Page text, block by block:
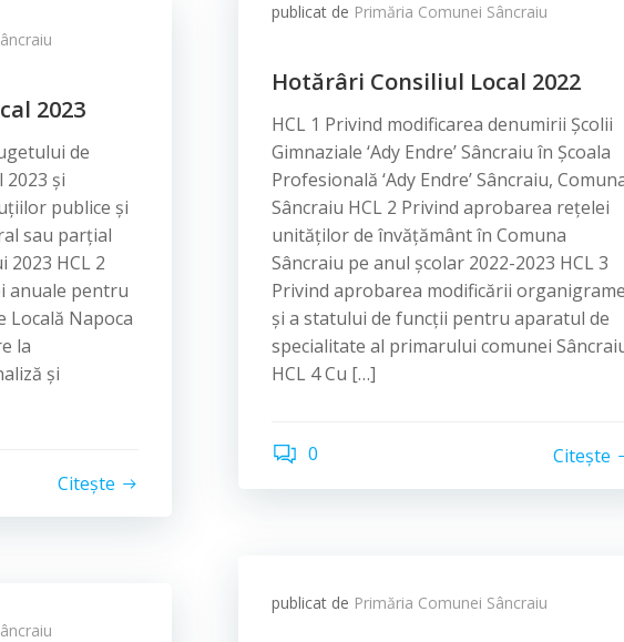
publicat de Primăria Comunei Sâncraiu
Hotărâri Consiliul Local 2022
HCL 1 Privind modificarea denumirii Școlii
Gimnaziale ‘Ady Endre’ Sâncraiu în Școala
Profesională ‘Ady Endre’ Sâncraiu,
Sâncraiu HCL 2 Privind aprobarea rețelei
unităților de învățământ în Comuna
Sâncraiu pe anul școlar 2022-2023 HCL 3
Privind aprobarea modificării
și a statului de funcții pentru aparatul de
specialitate al primarului comunei
HCL 4 Cu […]
0 Citește
2023
de
și
publice și
sau parțial
HCL 2
anuale pentru
Locală Napoca
la
și
Citește
publicat de Primăria Comunei Sâncraiu